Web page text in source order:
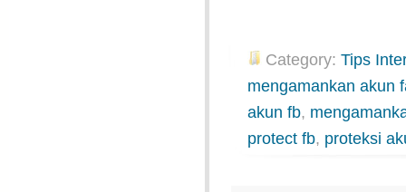
Category: Tips
mengamankan akun
akun fb,
protect fb, proteksi